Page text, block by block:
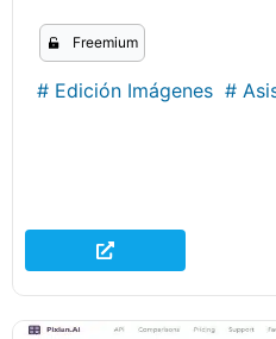
Freemium
# Edición Imágenes #